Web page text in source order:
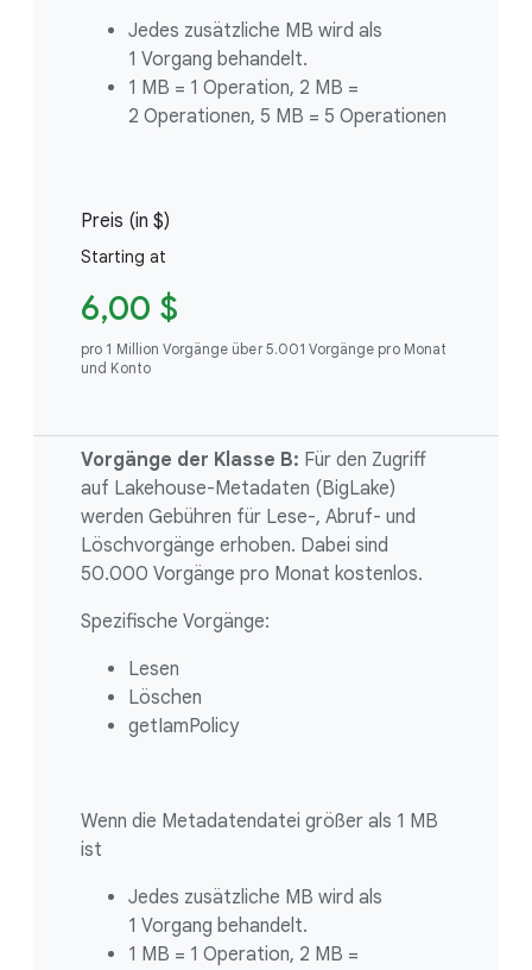
Jedes zusätzliche MB wird als
1 Vorgang behandelt.
1 MB = 1 Operation, 2 MB =
2 Operationen, 5 MB = 5 Operationen
Preis (in $)
Starting at
6,00 $
pro 1 Million Vorgänge über 5.001 Vorgänge pro Monat
und Konto
Vorgänge der Klasse B: Für den Zugriff
auf Lakehouse-Metadaten (BigLake)
werden Gebühren für Lese-, Abruf- und
Löschvorgänge erhoben. Dabei sind
50.000 Vorgänge pro Monat kostenlos.
Spezifische Vorgänge:
Lesen
Löschen
getIamPolicy
Wenn die Metadatendatei größer als 1 MB
ist
Jedes zusätzliche MB wird als
1 Vorgang behandelt.
1 MB = 1 Operation, 2 MB =